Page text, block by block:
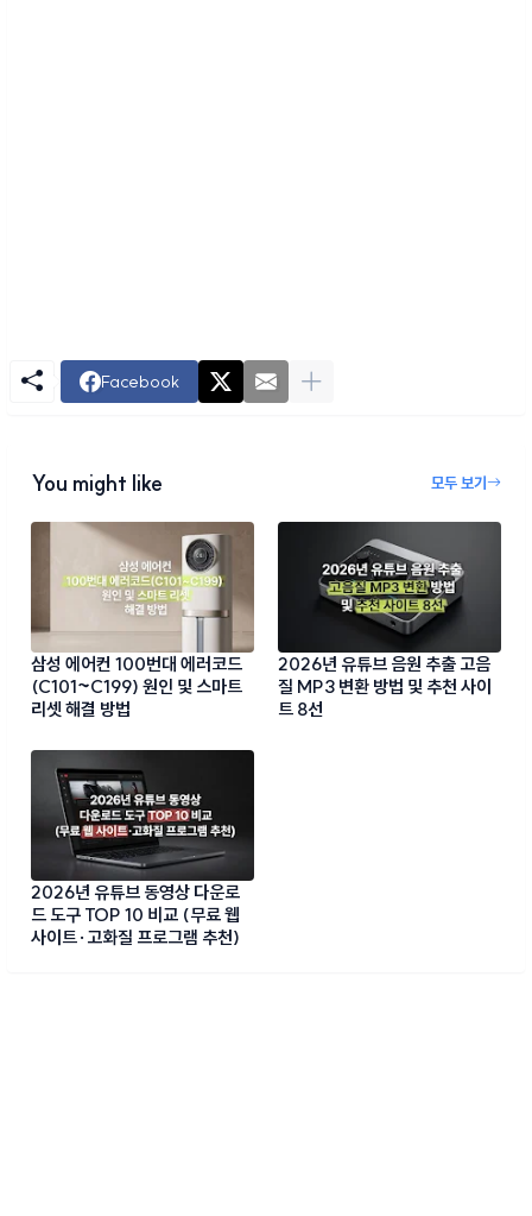
Facebook
You might like 모두 보기
삼성 에어컨 100번대 에러코드
(C101~C199) 원인 및 스마트
리셋 해결 방법
2026년 유튜브 음원 추출 고음
질 MP3 변환 방법 및 추천 사이
트 8선
2026년 유튜브 동영상 다운로
드 도구 TOP 10 비교 (무료 웹
사이트·고화질 프로그램 추천)